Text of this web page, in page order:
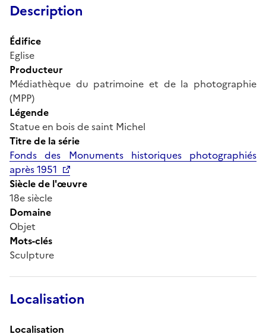
Description
Édifice
Eglise
Producteur
Médiathèque du patrimoine et de la photographie
(MPP)
Légende
Statue en bois de saint Michel
Titre de la série
Fonds des Monuments historiques photographiés
après 1951
Siècle de l'œuvre
18e siècle
Domaine
Objet
Mots-clés
Sculpture
Localisation
Localisation